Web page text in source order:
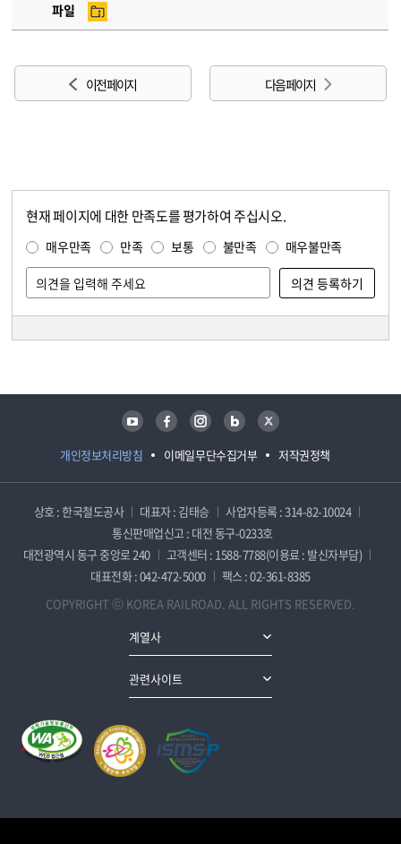
파일
이전 페이지 다음 페이지
현재 페이지에 대한 만족도를 평가하여 주십시오.
매우만족 만족 보통 불만족 매우불만족
개인정보처리방침 이메일무단수집거부 저작권정책
유튜브 페이스북 인스타그램 블로그 트위터
상호 : 한국철도공사 대표자 : 김태승
사업자등록 : 314-82-10024
통신판매업신고 : 대전 동구-0233호
대전광역시 동구 중앙로 240
고객센터 : 1588-7788(이용료 : 발신자부담)
대표전화 : 042-472-5000
팩스 : 02-361-8385
COPYRIGHT ⓒ KOREA RAILROAD. ALL RIGHTS RESERVED.
계열사
관련사이트